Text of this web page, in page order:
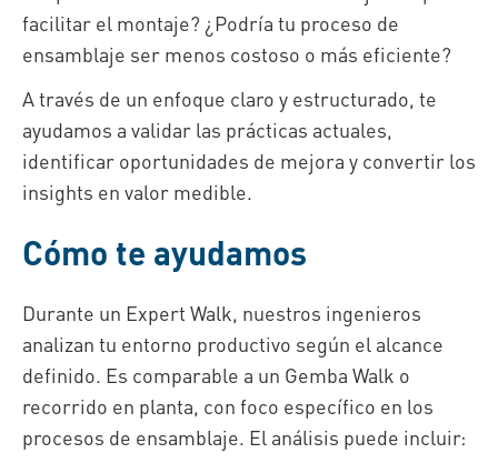
facilitar el montaje? ¿Podría tu proceso de
ensamblaje ser menos costoso o más eficiente?
A través de un enfoque claro y estructurado, te
ayudamos a validar las prácticas actuales,
identificar oportunidades de mejora y convertir los
insights en valor medible.
Cómo te ayudamos
Durante un Expert Walk, nuestros ingenieros
analizan tu entorno productivo según el alcance
definido. Es comparable a un Gemba Walk o
recorrido en planta, con foco específico en los
procesos de ensamblaje. El análisis puede incluir: